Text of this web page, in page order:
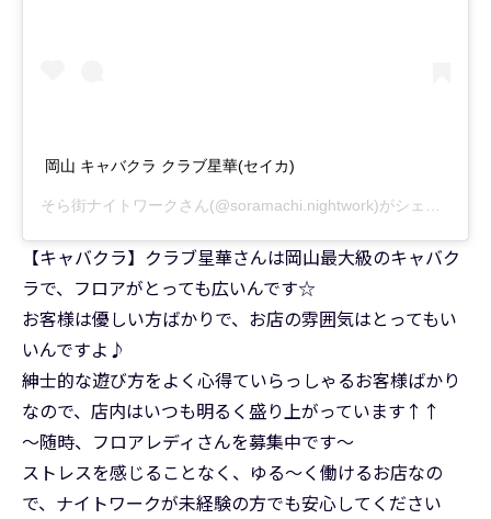
岡山 キャバクラ クラブ星華(セイカ)
そら街ナイトワーク さん(@soramachi.nightwork)がシェアした投稿 –
【キャバクラ】クラブ星華さんは岡山最大級のキャバク
ラで、フロアがとっても広いんです☆
お客様は優しい方ばかりで、お店の雰囲気はとってもい
いんですよ♪
紳士的な遊び方をよく心得ていらっしゃるお客様ばかり
なので、店内はいつも明るく盛り上がっています↑↑
～随時、フロアレディさんを募集中です～
ストレスを感じることなく、ゆる～く働けるお店なの
で、ナイトワークが未経験の方でも安心してください